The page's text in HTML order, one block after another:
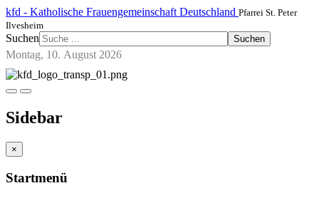
kfd - Katholische Frauengemeinschaft Deutschland Pfarrei St. Peter
Ilvesheim
Suchen Suchen
Montag, 10. August 2026
Sidebar
×
Startmenü